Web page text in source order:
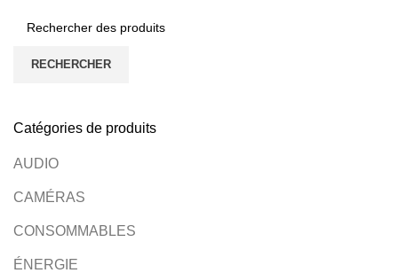
Catégories de produits
AUDIO
CAMÉRAS
CONSOMMABLES
ÉNERGIE
RECHERCHER